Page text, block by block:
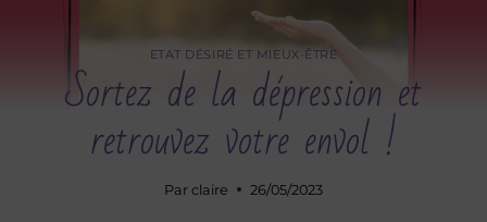
ETAT DÉSIRÉ ET MIEUX-ÊTRE
Sortez de la dépression et
retrouvez votre envol !
Par claire 26/05/2023